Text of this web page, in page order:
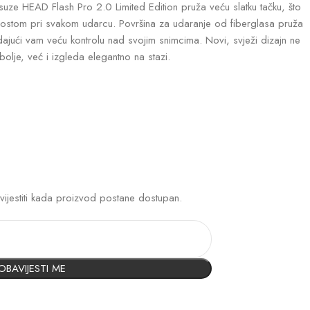
HEAD Flash Pro 2.0 Limited Edition pruža veću slatku tačku, što
pri svakom udarcu. Površina za udaranje od fiberglasa pruža
vam veću kontrolu nad svojim snimcima. Novi, svježi dizajn ne
već i izgleda elegantno na stazi.
kada proizvod postane dostupan.
ME